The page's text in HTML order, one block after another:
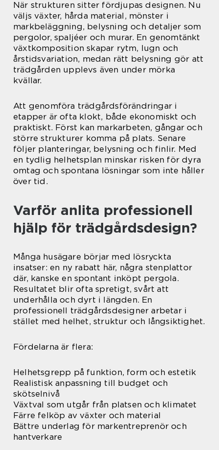
När strukturen sitter fördjupas designen. Nu
väljs växter, hårda material, mönster i
markbeläggning, belysning och detaljer som
pergolor, spaljéer och murar. En genomtänkt
växtkomposition skapar rytm, lugn och
årstidsvariation, medan rätt belysning gör att
trädgården upplevs även under mörka
kvällar.
Att genomföra trädgårdsförändringar i
etapper är ofta klokt, både ekonomiskt och
praktiskt. Först kan markarbeten, gångar och
större strukturer komma på plats. Senare
följer planteringar, belysning och finlir. Med
en tydlig helhetsplan minskar risken för dyra
omtag och spontana lösningar som inte håller
över tid.
Varför anlita professionell
hjälp för trädgårdsdesign?
Många husägare börjar med lösryckta
insatser: en ny rabatt här, några stenplattor
där, kanske en spontant inköpt pergola.
Resultatet blir ofta spretigt, svårt att
underhålla och dyrt i längden. En
professionell trädgårdsdesigner arbetar i
stället med helhet, struktur och långsiktighet.
Fördelarna är flera:
Helhetsgrepp på funktion, form och estetik
Realistisk anpassning till budget och
skötselnivå
Växtval som utgår från platsen och klimatet
Färre felköp av växter och material
Bättre underlag för markentreprenör och
hantverkare